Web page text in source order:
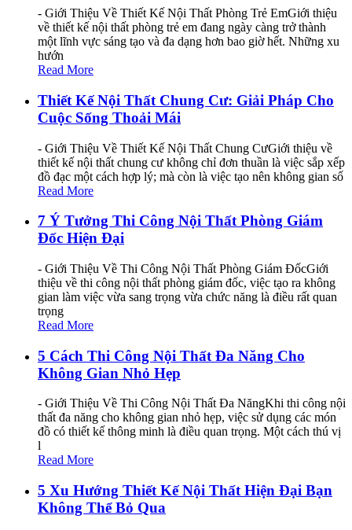
- Giới Thiệu Về Thiết Kế Nội Thất Phòng Trẻ EmGiới thiệu
về thiết kế nội thất phòng trẻ em đang ngày càng trở thành
một lĩnh vực sáng tạo và đa dạng hơn bao giờ hết. Những xu
hướn
Read More
Thiết Kế Nội Thất Chung Cư: Giải Pháp Cho
Cuộc Sống Thoải Mái
- Giới Thiệu Về Thiết Kế Nội Thất Chung CưGiới thiệu về
thiết kế nội thất chung cư không chỉ đơn thuần là việc sắp xếp
đồ đạc một cách hợp lý; mà còn là việc tạo nên không gian số
Read More
7 Ý Tưởng Thi Công Nội Thất Phòng Giám
Đốc Hiện Đại
- Giới Thiệu Về Thi Công Nội Thất Phòng Giám ĐốcGiới
thiệu về thi công nội thất phòng giám đốc, việc tạo ra không
gian làm việc vừa sang trọng vừa chức năng là điều rất quan
trọng
Read More
5 Cách Thi Công Nội Thất Đa Năng Cho
Không Gian Nhỏ Hẹp
- Giới Thiệu Về Thi Công Nội Thất Đa NăngKhi thi công nội
thất đa năng cho không gian nhỏ hẹp, việc sử dụng các món
đồ có thiết kế thông minh là điều quan trọng. Một cách thú vị
l
Read More
5 Xu Hướng Thiết Kế Nội Thất Hiện Đại Bạn
Không Thể Bỏ Qua